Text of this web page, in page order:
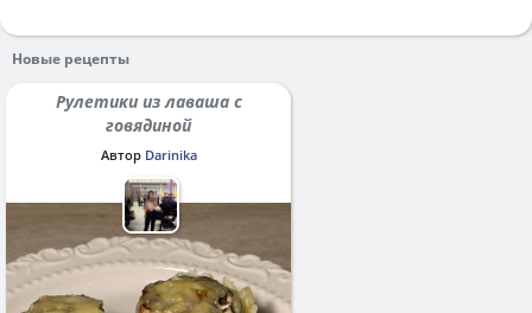
Новые рецепты
Рулетики из лаваша с
говядиной
Автор Darinika